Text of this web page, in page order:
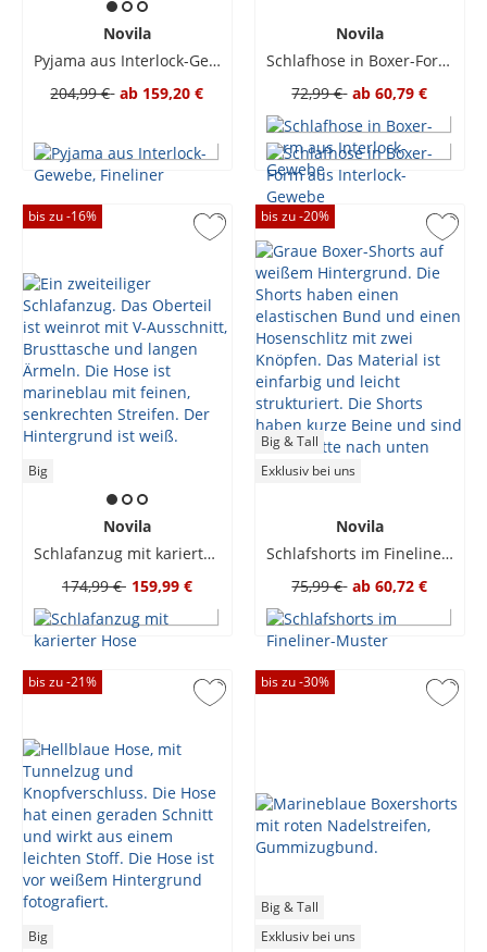
Novila
Pyjama aus Interlock-Gewebe, Fineliner
204,99 € ab 159,20 €
Novila
Schlafhose in Boxer-Form aus Interlock-Gewebe
72,99 € ab 60,79 €
bis zu -16%
Big
Novila
Schlafanzug mit karierter Hose
174,99 € 159,99 €
bis zu -20%
Big & Tall
Exklusiv bei uns
Novila
Schlafshorts im Fineliner-Muster
75,99 € ab 60,72 €
bis zu -21%
Big
bis zu -30%
Big & Tall
Exklusiv bei uns